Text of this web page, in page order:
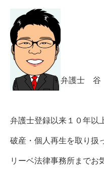
弁護士 谷
弁護士登録以来１０年以
破産・個人再生を取り扱
リーベ法律事務所までお